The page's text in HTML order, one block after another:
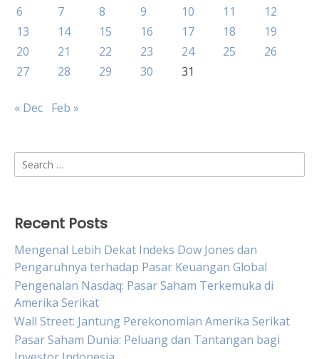
6
7 8 9 10 11
12
13
14 15 16 17 18
19
20
21 22 23 24 25
26
27
28 29 30 31
« Dec Feb »
Search
for:
Recent Posts
Mengenal Lebih Dekat Indeks Dow Jones dan
Pengaruhnya terhadap Pasar Keuangan Global
Pengenalan Nasdaq: Pasar Saham Terkemuka di
Amerika Serikat
Wall Street: Jantung Perekonomian Amerika Serikat
Pasar Saham Dunia: Peluang dan Tantangan bagi